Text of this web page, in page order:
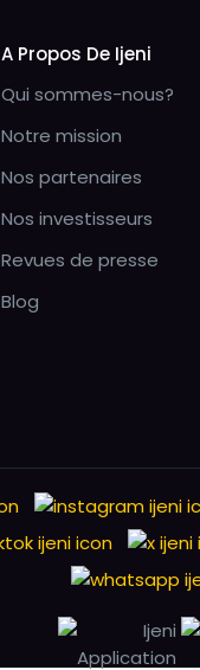
A Propos De Ijeni
Qui sommes-nous?
Notre mission
Nos partenaires
Nos investisseurs
Revues de presse
Blog